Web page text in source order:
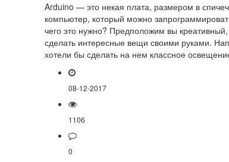
Arduino — это некая плата, размером в
компьютер, который можно
чего это нужно? Предположим вы
сделать интересные вещи своими руками.
хотели бы сделать на нем классное
08-12-2017
1106
0